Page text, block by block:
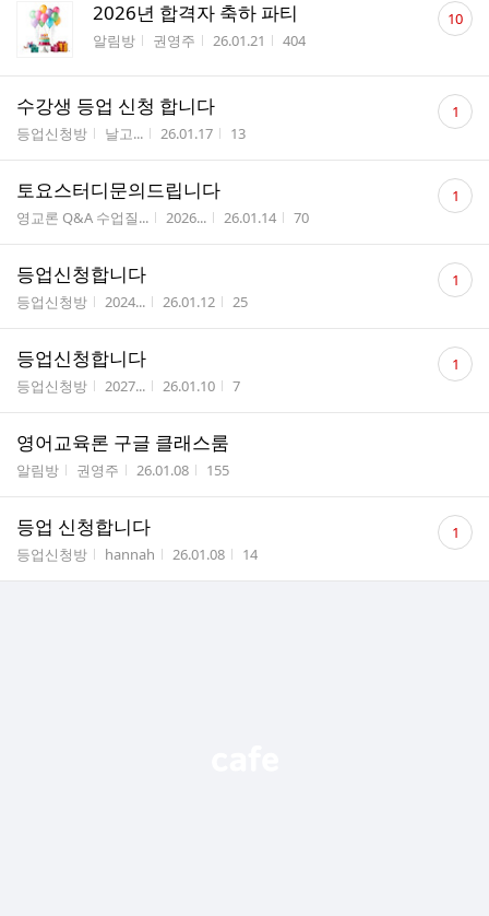
2026년 합격자 축하 파티
게시판명
알림방 작성자
권영주 작성시간
26.01.21 조회수
404
댓
글10
수강생 등업 신청 합니다
게시판명
등업신청방 작성자
날고... 작성시간
26.01.17 조회수
13
댓
글 1
토요스터디문의드립니다
게시판명
영교론 Q&A 수업질... 작성자
2026... 작성시간
26.01.14 조회수
70
댓
글 1
등업신청합니다
게시판명
등업신청방 작성자
2024... 작성시간
26.01.12 조회수
25
댓
글 1
등업신청합니다
게시판명
등업신청방 작성자
2027... 작성시간
26.01.10 조회수
7
댓
글 1
영어교육론 구글 클래스룸
게시판명
알림방 작성자
권영주 작성시간
26.01.08 조회수
155
등업 신청합니다
게시판명
등업신청방 작성자
hannah 작성시간
26.01.08 조회수
14
댓
글 1